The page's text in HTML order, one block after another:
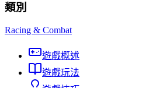
類別
Racing & Combat
遊戲概述
遊戲玩法